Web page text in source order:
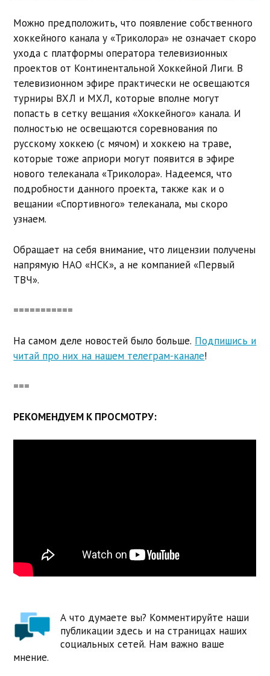
Можно предположить, что появление собственного
хоккейного канала у «Триколора» не означает скоро
ухода с платформы оператора телевизионных
проектов от Континентальной Хоккейной Лиги. В
телевизионном эфире практически не освещаются
турниры ВХЛ и МХЛ, которые вполне могут
попасть в сетку вещания «Хоккейного» канала. И
полностью не освещаются соревнования по
русскому хоккею (с мячом) и хоккею на траве,
которые тоже априори могут появится в эфире
нового телеканала «Триколора». Надеемся, что
подробности данного проекта, также как и о
вещании «Спортивного» телеканала, мы скоро
узнаем.
Обращает на себя внимание, что лицензии получены
напрямую НАО «НСК», а не компанией «Первый
ТВЧ».
===========
На самом деле новостей было больше. Подпишись и
читай про них на нашем телеграм-канале!
===
РЕКОМЕНДУЕМ К ПРОСМОТРУ:
А что думаете вы? Комментируйте наши
публикации здесь и на страницах наших
социальных сетей. Нам важно ваше
мнение.